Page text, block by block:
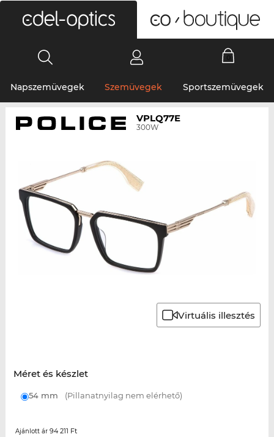
Napszemüvegek Szemüvegek Sportszemüvegek
VPLQ77E
300W
Virtuális illesztés
Méret és készlet
54 mm (Pillanatnyilag nem elérhető)
Ajánlott ár 94 211 Ft